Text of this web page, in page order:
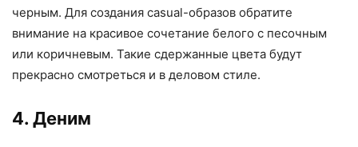
черным. Для создания casual-образов обратите
внимание на красивое сочетание белого с песочным
или коричневым. Такие сдержанные цвета будут
прекрасно смотреться и в деловом стиле.
4. Деним